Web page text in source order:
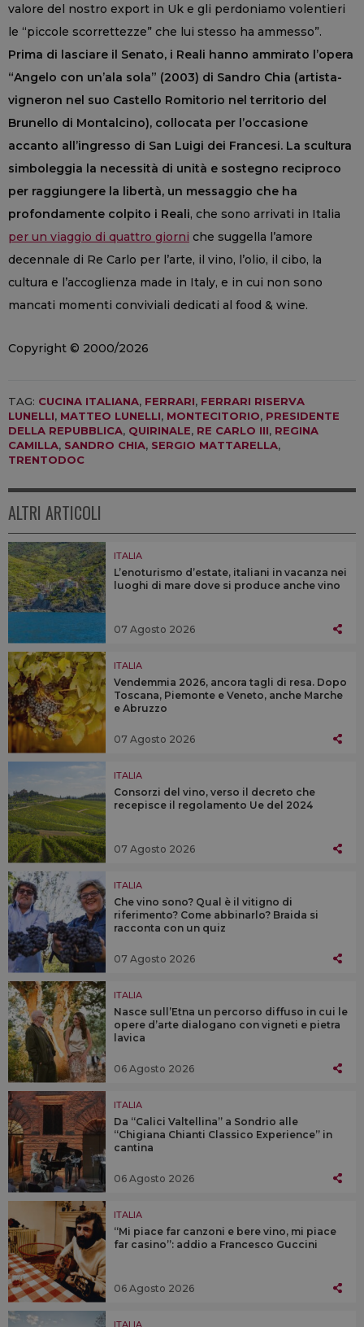
valore del nostro export in Uk e gli perdoniamo volentieri
le “piccole scorrettezze” che lui stesso ha ammesso”.
Prima di lasciare il Senato, i Reali hanno ammirato l’opera
“Angelo con un’ala sola” (2003) di Sandro Chia (artista-
vigneron nel suo Castello Romitorio nel territorio del
Brunello di Montalcino), collocata per l’occasione
accanto all’ingresso di San Luigi dei Francesi. La scultura
simboleggia la necessità di unità e sostegno reciproco
per raggiungere la libertà, un messaggio che ha
profondamente colpito i Reali, che sono arrivati in Italia
per un viaggio di quattro giorni che suggella l’amore
decennale di Re Carlo per l’arte, il vino, l’olio, il cibo, la
cultura e l’accoglienza made in Italy, e in cui non sono
mancati momenti conviviali dedicati al food & wine.
Copyright © 2000/2026
TAG: CUCINA ITALIANA, FERRARI, FERRARI RISERVA
LUNELLI, MATTEO LUNELLI, MONTECITORIO, PRESIDENTE
DELLA REPUBBLICA, QUIRINALE, RE CARLO III, REGINA
CAMILLA, SANDRO CHIA, SERGIO MATTARELLA,
TRENTODOC
ALTRI ARTICOLI
ITALIA
L’enoturismo d’estate, italiani in vacanza nei
luoghi di mare dove si produce anche vino
07 Agosto 2026
ITALIA
Vendemmia 2026, ancora tagli di resa. Dopo
Toscana, Piemonte e Veneto, anche Marche
e Abruzzo
07 Agosto 2026
ITALIA
Consorzi del vino, verso il decreto che
recepisce il regolamento Ue del 2024
07 Agosto 2026
ITALIA
Che vino sono? Qual è il vitigno di
riferimento? Come abbinarlo? Braida si
racconta con un quiz
07 Agosto 2026
ITALIA
Nasce sull’Etna un percorso diffuso in cui le
opere d’arte dialogano con vigneti e pietra
lavica
06 Agosto 2026
ITALIA
Da “Calici Valtellina” a Sondrio alle
“Chigiana Chianti Classico Experience” in
cantina
06 Agosto 2026
ITALIA
“Mi piace far canzoni e bere vino, mi piace
far casino”: addio a Francesco Guccini
06 Agosto 2026
ITALIA